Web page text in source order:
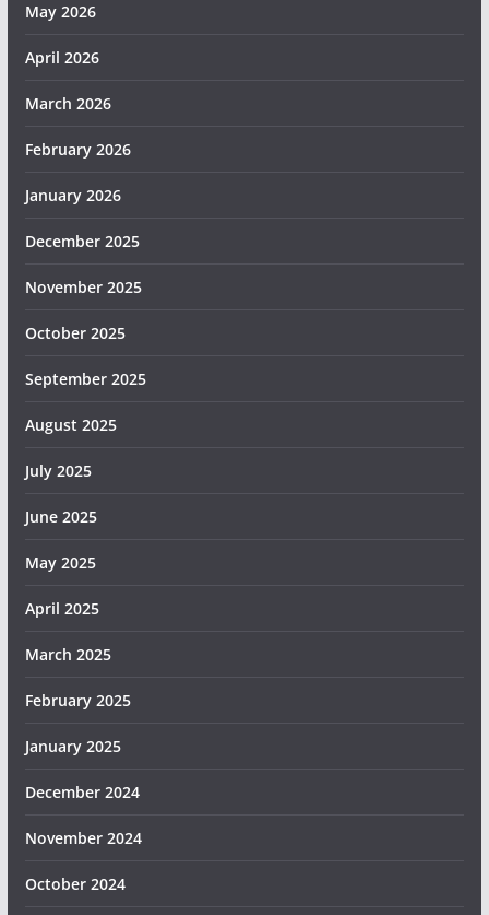
May 2026
April 2026
March 2026
February 2026
January 2026
December 2025
November 2025
October 2025
September 2025
August 2025
July 2025
June 2025
May 2025
April 2025
March 2025
February 2025
January 2025
December 2024
November 2024
October 2024